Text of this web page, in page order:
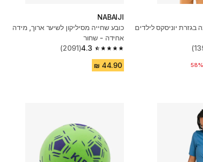
בגזרת יוניסקס לילדים
הנחה
58%
NABAIJI
כובע שחייה מסיליקון לשיער ארוך, מידה
אחידה - שחור
4.3
4.3 out of 5 stars from 2091 reviews
(2091)